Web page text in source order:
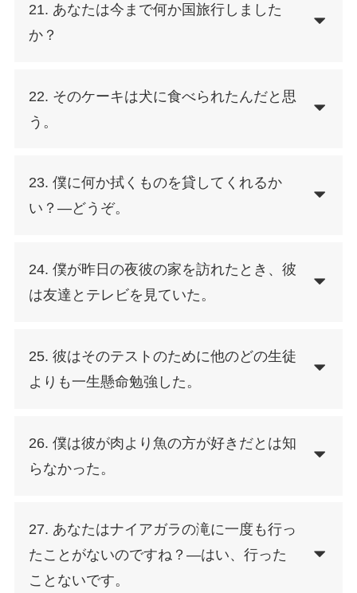
21. あなたは今まで何か国旅行しました
か？
22. そのケーキは犬に食べられたんだと思
う。
23. 僕に何か拭くものを貸してくれるか
い？―どうぞ。
24. 僕が昨日の夜彼の家を訪れたとき、彼
は友達とテレビを見ていた。
25. 彼はそのテストのために他のどの生徒
よりも一生懸命勉強した。
26. 僕は彼が肉より魚の方が好きだとは知
らなかった。
27. あなたはナイアガラの滝に一度も行っ
たことがないのですね？―はい、行った
ことないです。